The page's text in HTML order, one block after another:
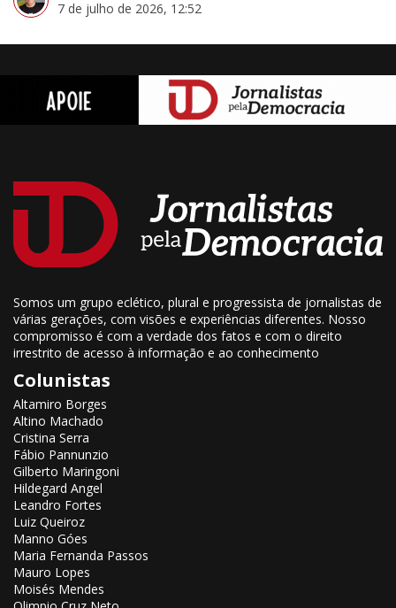
7 de julho de 2026, 12:52
Somos um grupo eclético, plural e progressista de jornalistas de
várias gerações, com visões e experiências diferentes. Nosso
compromisso é com a verdade dos fatos e com o direito
irrestrito de acesso à informação e ao conhecimento
Colunistas
Altamiro Borges
Altino Machado
Cristina Serra
Fábio Pannunzio
Gilberto Maringoni
Hildegard Angel
Leandro Fortes
Luiz Queiroz
Manno Góes
Maria Fernanda Passos
Mauro Lopes
Moisés Mendes